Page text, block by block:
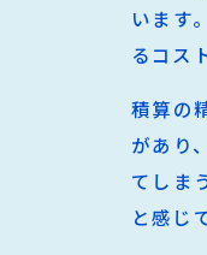
います
るコス
積算の
があり
てしま
と感じ